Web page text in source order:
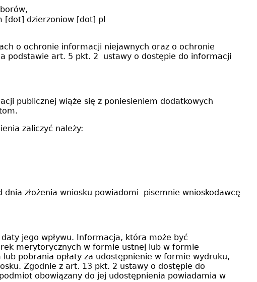
[dot] dzierzoniow [dot] pl
o ochronie informacji niejawnych oraz o ochronie
podstawie art. 5 pkt. 2 ustawy o dostępie do informacji
publicznej wiąże się z poniesieniem dodatkowych
zaliczyć należy:
złożenia wniosku powiadomi pisemnie wnioskodawcę
jego wpływu. Informacja, która może być
merytorycznych w formie ustnej lub w formie
pobrania opłaty za udostępnienie w formie wydruku,
Zgodnie z art. 13 pkt. 2 ustawy o dostępie do
obowiązany do jej udostępnienia powiadamia w